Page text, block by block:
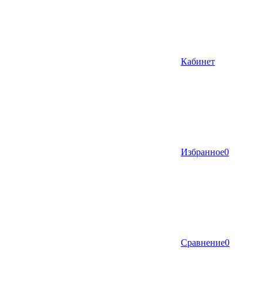
Кабинет
Избранное0
Сравнение0